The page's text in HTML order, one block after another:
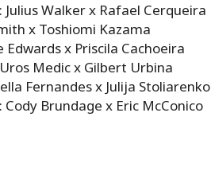
Walker x Rafael Cerqueira
x Toshiomi Kazama
Edwards x Priscila Cachoeira
Medic x Gilbert Urbina
Fernandes x Julija Stoliarenko
Brundage x Eric McConico